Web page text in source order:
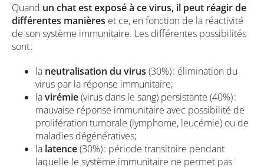
Quand un chat est exposé à ce virus, il peut réagir de
différentes manières et ce, en fonction de la réactivité
de son système immunitaire. Les différentes possibilités
sont :
la neutralisation du virus (30%) : élimination du
virus par la réponse immunitaire;
lavirémie(virus dans le sang) persistante (40%) :
mauvaise réponse immunitaire avec possibilité de
prolifération tumorale (lymphome, leucémie) ou de
maladies dégénératives;
la latence(30%) : période transitoire pendant
laquelle le système immunitaire ne permet pas